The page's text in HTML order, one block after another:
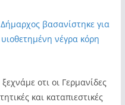
βασανίστηκε για
νέγρα κόρη
οτι οι Γερμανίδες
και καταπιεστικές